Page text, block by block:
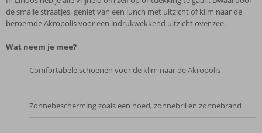
de smalle straatjes, geniet van een lunch met uitzicht of klim naar de
beroemde Akropolis voor een indrukwekkend uitzicht over zee.
Wat neem je mee?
Comfortabele schoenen voor de klim naar de Akropolis
Zonnebescherming zoals een hoed, zonnebril en zonnebrand